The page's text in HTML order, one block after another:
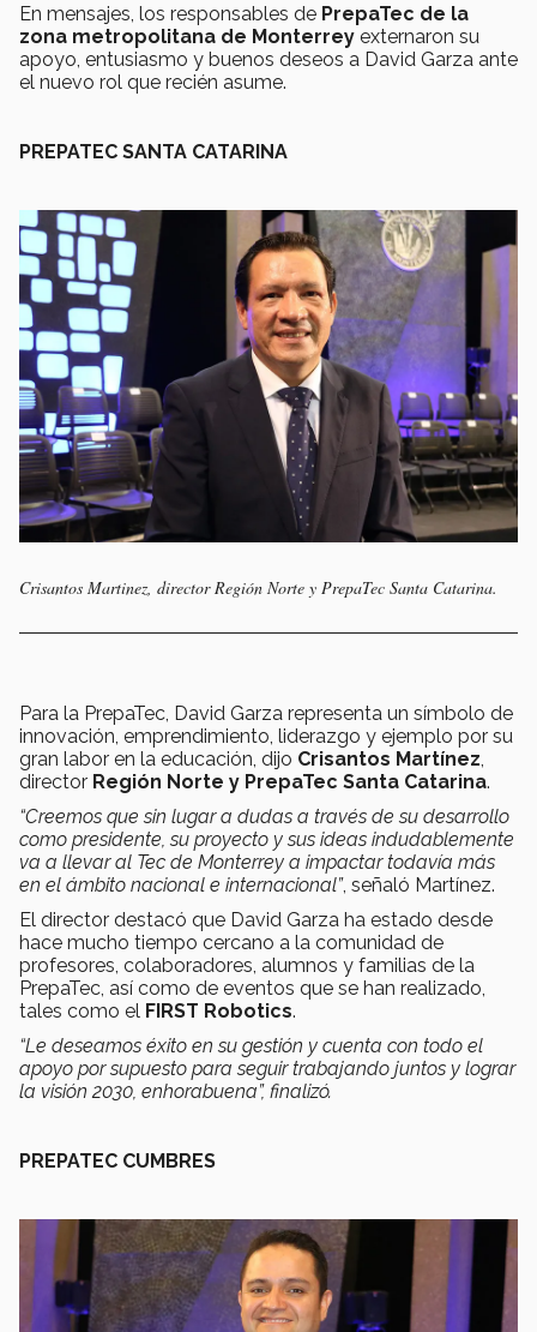
En mensajes, los responsables de PrepaTec de la
zona metropolitana de Monterrey externaron su
apoyo, entusiasmo y buenos deseos a David Garza ante
el nuevo rol que recién asume.
PREPATEC SANTA CATARINA
Crisantos Martinez, director Región Norte y PrepaTec Santa Catarina.
Para la PrepaTec, David Garza representa un símbolo de
innovación, emprendimiento, liderazgo y ejemplo por su
gran labor en la educación, dijo Crisantos Martínez,
director Región Norte y PrepaTec Santa Catarina.
“Creemos que sin lugar a dudas a través de su desarrollo
como presidente, su proyecto y sus ideas indudablemente
va a llevar al Tec de Monterrey a impactar todavía más
en el ámbito nacional e internacional”, señaló Martínez.
El director destacó que David Garza ha estado desde
hace mucho tiempo cercano a la comunidad de
profesores, colaboradores, alumnos y familias de la
PrepaTec, así como de eventos que se han realizado,
tales como el FIRST Robotics.
“Le deseamos éxito en su gestión y cuenta con todo el
apoyo por supuesto para seguir trabajando juntos y lograr
la visión 2030, enhorabuena”, finalizó.
PREPATEC CUMBRES